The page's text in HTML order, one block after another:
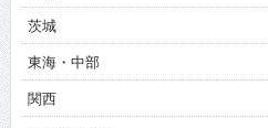
茨城
東海・中部
関西